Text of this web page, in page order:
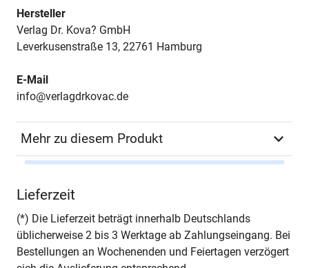
Hersteller
Verlag Dr. Kova? GmbH
Leverkusenstraße 13, 22761 Hamburg
E-Mail
info@verlagdrkovac.de
Mehr zu diesem Produkt
Seiten 412
Jahr Hamburg 2013
Lieferzeit
(*) Die Lieferzeit beträgt innerhalb Deutschlands
üblicherweise 2 bis 3 Werktage ab Zahlungseingang. Bei
Bestellungen an Wochenenden und Feiertagen verzögert